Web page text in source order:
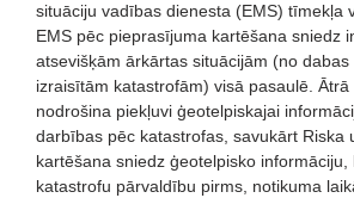
situāciju vadības dienesta (EMS) tīmekļa
EMS pēc pieprasījuma kartēšana sniedz
atsevišķām ārkārtas situācijām (no dabas
izraisītām katastrofām) visā pasaulē. Ātrā
nodrošina piekļuvi ģeotelpiskajai
darbības pēc katastrofas, savukārt Riska
kartēšana sniedz ģeotelpisko informāciju,
katastrofu pārvaldību pirms, notikuma